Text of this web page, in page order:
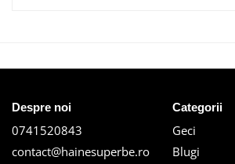
Despre noi
0741520843
contact@hainesuperbe.ro
Categorii
Geci
Blugi